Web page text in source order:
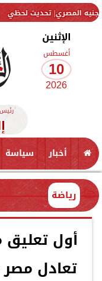
سعر اليورو اليوم
الإثنين
أغسطس
10
2026
أخبار سياسة
رياضة
أول تعليق
تعادل مصر